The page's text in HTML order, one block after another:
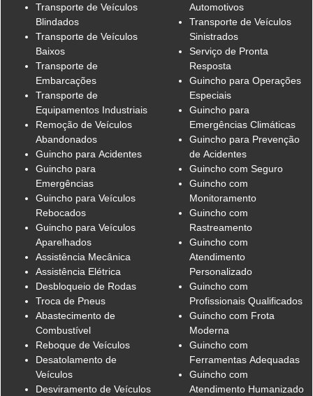
Transporte de Veículos
Blindados
Transporte de Veículos
Baixos
Transporte de
Embarcações
Transporte de
Equipamentos Industriais
Remoção de Veículos
Abandonados
Guincho para Acidentes
Guincho para
Emergências
Guincho para Veículos
Rebocados
Guincho para Veículos
Aparelhados
Assistência Mecânica
Assistência Elétrica
Desbloqueio de Rodas
Troca de Pneus
Abastecimento de
Combustível
Reboque de Veículos
Desatolamento de
Veículos
Desviramento de Veículos
Automotivos
Transporte de Veículos
Sinistrados
Serviço de Pronta
Resposta
Guincho para Operações
Especiais
Guincho para
Emergências Climáticas
Guincho para Prevenção
de Acidentes
Guincho com Seguro
Guincho com
Monitoramento
Guincho com
Rastreamento
Guincho com
Atendimento
Personalizado
Guincho com
Profissionais Qualificados
Guincho com Frota
Moderna
Guincho com
Ferramentas Adequadas
Guincho com
Atendimento Humanizado